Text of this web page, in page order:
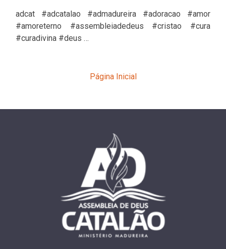
adcat #adcatalao #admadureira #adoracao #amor
#amoreterno #assembleiadedeus #cristao #cura
#curadivina #deus …
Página Inicial